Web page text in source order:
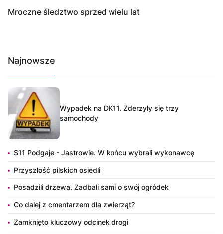
Mroczne śledztwo sprzed wielu lat
Najnowsze
Wypadek na DK11. Zderzyły się trzy
samochody
S11 Podgaje - Jastrowie. W końcu wybrali wykonawcę
Przyszłość pilskich osiedli
Posadzili drzewa. Zadbali sami o swój ogródek
Co dalej z cmentarzem dla zwierząt?
Zamknięto kluczowy odcinek drogi